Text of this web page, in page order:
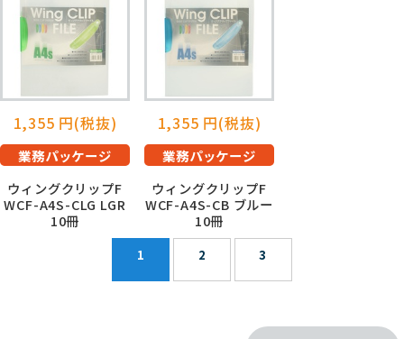
1,355 円(税抜)
業務パッケージ
ウィングクリップF
WCF-A4S-CLG LGR
10冊
1,355 円(税抜)
業務パッケージ
ウィングクリップF
WCF-A4S-CB ブルー
10冊
1 2 3